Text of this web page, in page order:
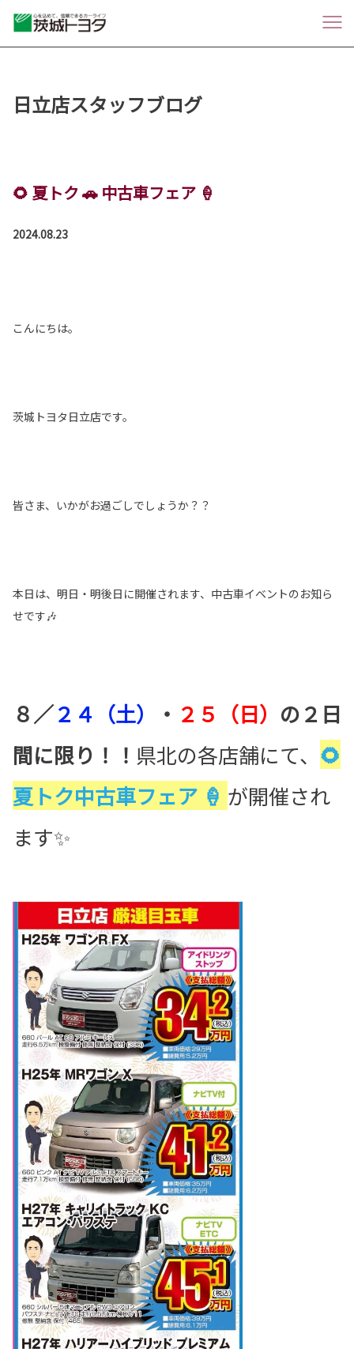
日立店スタッフブログ
🌻 夏トク 🚗 中古車フェア 🍦
2024.08.23
こんにちは。
茨城トヨタ日立店です。
皆さま、いかがお過ごしでしょうか？？
本日は、明日・明後日に開催されます、中古車イベントのお知ら
せです🎶
８／２４（土） ・ ２５（日） の２日
間に限り！！ 県北の各店舗にて、 🌻
夏トク中古車フェア 🍦 が開催され
ます✨